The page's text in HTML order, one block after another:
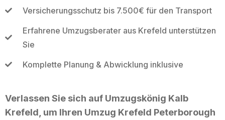
Versicherungsschutz bis 7.500€ für den Transport
Erfahrene Umzugsberater aus Krefeld unterstützen
Sie
Komplette Planung & Abwicklung inklusive
Verlassen Sie sich auf Umzugskönig Kalb
Krefeld, um Ihren Umzug Krefeld Peterborough